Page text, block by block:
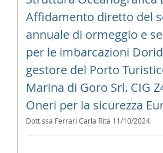
Affidamento diretto del
annuale di ormeggio e
per le imbarcazioni
gestore del Porto
Marina di Goro Srl. CIG
Oneri per la sicurezza
Dott.ssa Ferrari Carla Rita 11/10/2024